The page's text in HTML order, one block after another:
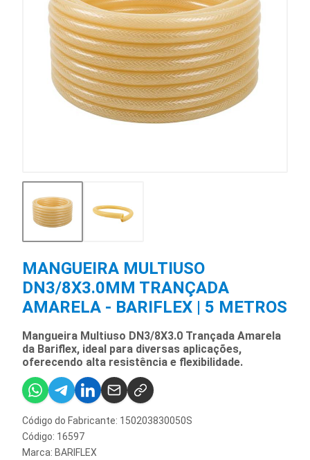
MANGUEIRA MULTIUSO
DN3/8X3.0MM TRANÇADA
AMARELA - BARIFLEX | 5 METROS
Mangueira Multiuso DN3/8X3.0 Trançada Amarela
da Bariflex, ideal para diversas aplicações,
oferecendo alta resistência e flexibilidade.
Código do Fabricante: 150203830050S
Código: 16597
Marca: BARIFLEX